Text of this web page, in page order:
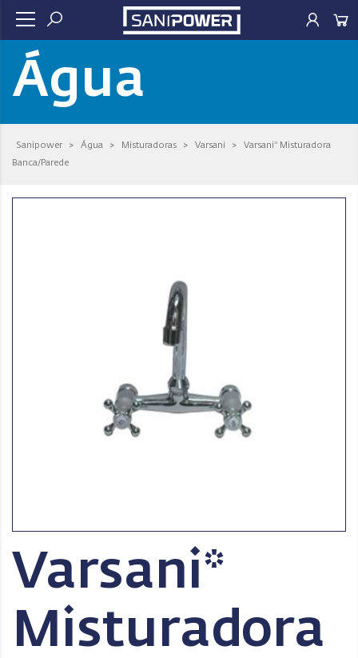
Água
Sanipower > Água > Misturadoras > Varsani >
Varsani* Misturadora
Banca/Parede
Varsani*
Misturadora